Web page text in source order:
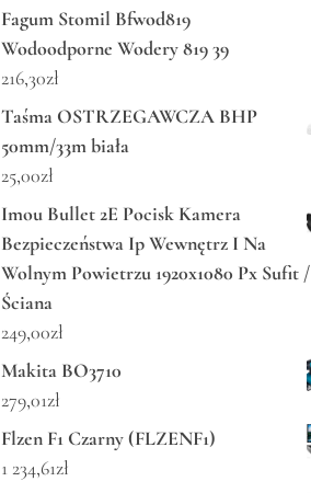
Fagum Stomil Bfwod819
Wodoodporne Wodery 819 39
216,30zł
Taśma OSTRZEGAWCZA BHP
50mm/33m biała
25,00zł
Imou Bullet 2E Pocisk Kamera
Bezpieczeństwa Ip Wewnętrz I Na
Wolnym Powietrzu 1920x1080 Px Sufit /
Ściana
249,00zł
Makita BO3710
279,01zł
Flzen F1 Czarny (FLZENF1)
1 234,61zł